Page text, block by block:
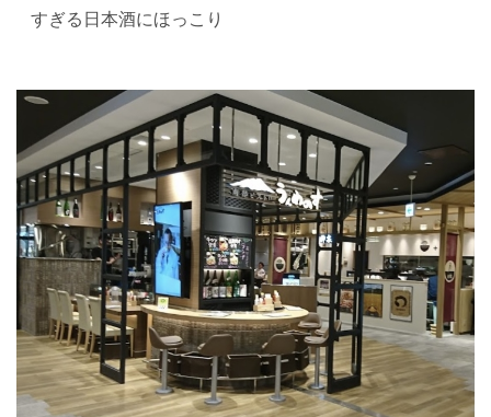
すぎる日本酒にほっこり